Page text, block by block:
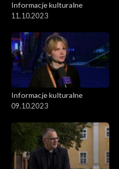
Informacje kulturalne
11.10.2023
Informacje kulturalne
09.10.2023